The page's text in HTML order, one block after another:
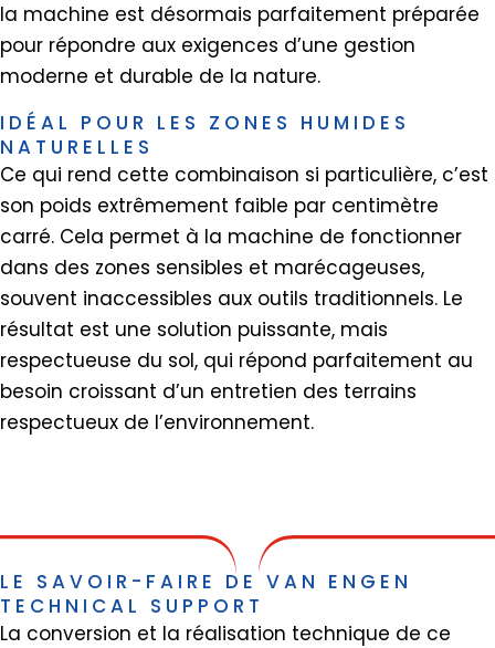
la machine est désormais parfaitement préparée
pour répondre aux exigences d’une gestion
moderne et durable de la nature.
IDÉAL POUR LES ZONES HUMIDES
NATURELLES
Ce qui rend cette combinaison si particulière, c’est
son poids extrêmement faible par centimètre
carré. Cela permet à la machine de fonctionner
dans des zones sensibles et marécageuses,
souvent inaccessibles aux outils traditionnels. Le
résultat est une solution puissante, mais
respectueuse du sol, qui répond parfaitement au
besoin croissant d’un entretien des terrains
respectueux de l’environnement.
LE SAVOIR-FAIRE DE VAN ENGEN
TECHNICAL SUPPORT
La conversion et la réalisation technique de ce